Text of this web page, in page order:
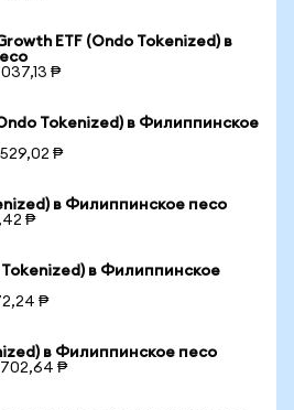
ETF (Ondo Tokenized) в
₱
Tokenized) в Филиппинское
₱
в Филиппинское песо
₱
в Филиппинское
₱
в Филиппинское песо
702,64 ₱